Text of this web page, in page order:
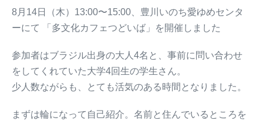
8月14日（木）13:00〜15:00、豊川いのち愛ゆめセンタ
ーにて 「多文化カフェつどいば」を開催しました
参加者はブラジル出身の大人4名と、事前に問い合わせ
をしてくれていた大学4回生の学生さん。
少人数ながらも、とても活気のある時間となりました。
まずは輪になって自己紹介。名前と住んでいるところを